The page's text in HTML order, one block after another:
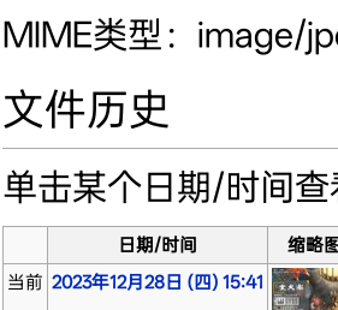
MIME类型：image/
文件历史
单击某个日期/时间
日期/时间
缩略
当前 2023年12月28日 (四) 15:41